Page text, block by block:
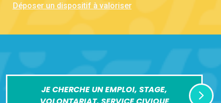
Déposer un dispositif à valoriser
JE CHERCHE UN EMPLOI, STAGE,